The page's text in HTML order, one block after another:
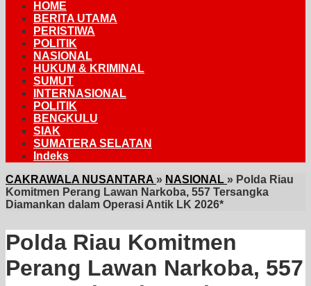
HOME
BERITA UTAMA
PERISTIWA
POLITIK
NASIONAL
HUKUM & KRIMINAL
SUMUT
INTERNASIONAL
POLITIK
BENGKULU
SIAK
SUMATERA SELATAN
Indeks
CAKRAWALA NUSANTARA » NASIONAL » Polda Riau
Komitmen Perang Lawan Narkoba, 557 Tersangka
Diamankan dalam Operasi Antik LK 2026*
Polda Riau Komitmen
Perang Lawan Narkoba, 557